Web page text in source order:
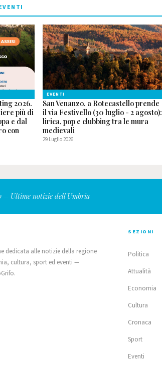
2026.
più di
e dal
con
EVENTI
San Venanzo, a Rotecastello prende
il via Festivello (30 luglio - 2 agosto):
lirica, pop e clubbing tra le mura
medievali
29 Luglio 2026
– Ultime notizie dell'Umbria
dedicata alle notizie della regione
cultura, sport ed eventi —
SEZIONI
Politica
Attualità
Economia
Cultura
Cronaca
Sport
Eventi